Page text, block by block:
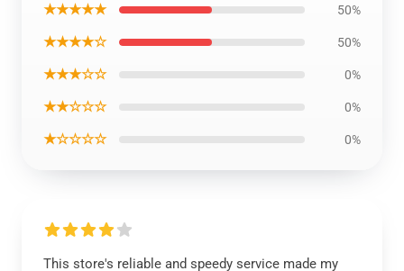
★★★★★ 50%
★★★★☆ 50%
★★★☆☆ 0%
★★☆☆☆ 0%
★☆☆☆☆ 0%
This store's reliable and speedy service made my